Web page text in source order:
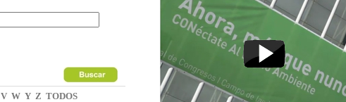
V W Y Z TODOS